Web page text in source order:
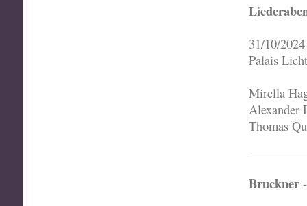
31/10/
Palais
Mirella
Alexander
Thomas
Bruckner